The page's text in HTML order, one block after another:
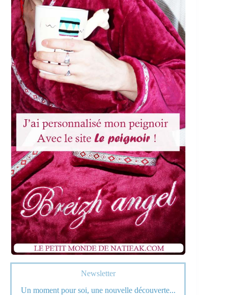
Newsletter
Un moment pour soi, une nouvelle découverte...